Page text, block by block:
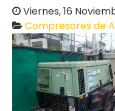
Viernes, 16
Compresores de